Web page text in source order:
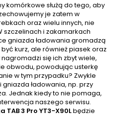
komórkowe służą do tego, aby
je zatem w
oraz wielu innych, nie
szczelinach i zakamarkach
gniazda ładowania gromadzą
kurz, ale również piasek oraz
się ich zbyt wiele,
obwodu, powodując usterkę
w tym przypadku? Zwykle
ładowania, np. przy
Jednak kiedy to nie pomaga,
naszego serwisu.
TAB 3 Pro YT3-X90Lbędzie